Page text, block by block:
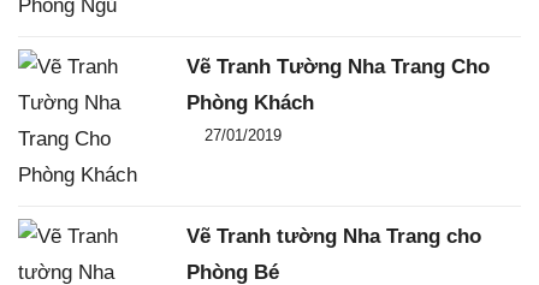
Vẽ Tranh Tường Nha Trang Cho
Phòng Khách
Đăng ngày
27/01/2019
Vẽ Tranh tường Nha Trang cho
Phòng Bé